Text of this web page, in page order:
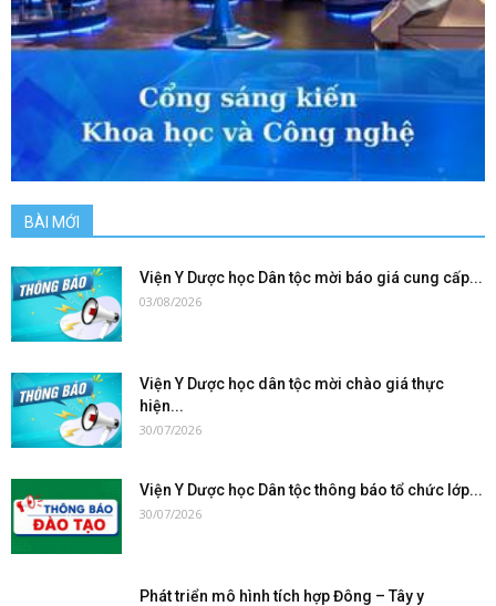
BÀI MỚI
Viện Y Dược học Dân tộc mời báo giá cung cấp...
03/08/2026
Viện Y Dược học dân tộc mời chào giá thực
hiện...
30/07/2026
Viện Y Dược học Dân tộc thông báo tổ chức lớp...
30/07/2026
Phát triển mô hình tích hợp Đông – Tây y